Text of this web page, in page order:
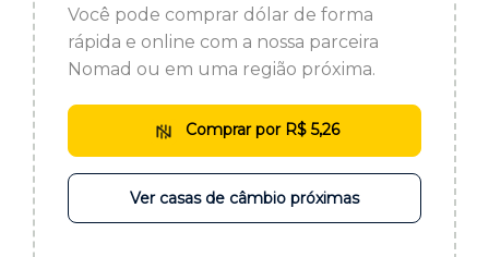
Você pode comprar dólar de forma
rápida e online com a nossa parceira
Nomad ou em uma região próxima.
Comprar por R$ 5,26
Ver casas de câmbio próximas